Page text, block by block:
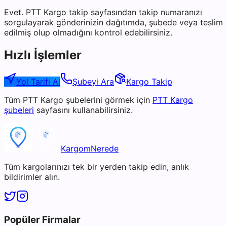
Evet. PTT Kargo takip sayfasından takip numaranızı
sorgulayarak gönderinizin dağıtımda, şubede veya teslim
edilmiş olup olmadığını kontrol edebilirsiniz.
Hızlı İşlemler
Yol Tarifi Al Şubeyi Ara
Kargo Takip
Tüm PTT Kargo şubelerini görmek için PTT Kargo
şubeleri sayfasını kullanabilirsiniz.
KargomNerede
Tüm kargolarınızı tek bir yerden takip edin, anlık
bildirimler alın.
Popüler Firmalar